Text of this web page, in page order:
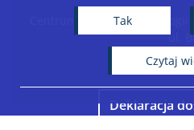
Tak
czytaj
Centrum Nowych Technologii
ul.
Deklaracja